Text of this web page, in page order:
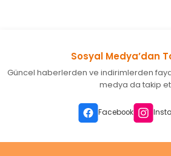
Sosyal Medya’dan
Güncel haberlerden ve indirimlerden
medya da takip
Facebook